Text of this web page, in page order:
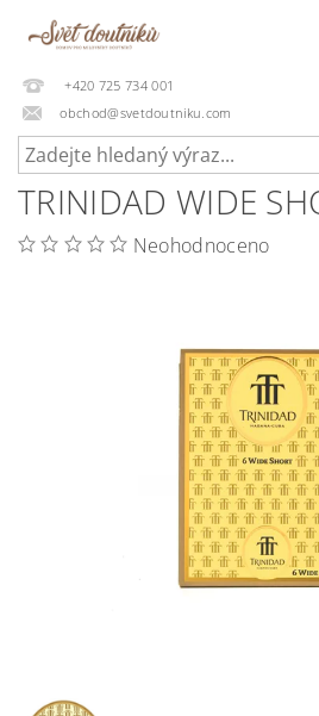
+420 725 734 001
obchod@svetdoutniku.com
TRINIDAD WIDE
Neohodnoceno